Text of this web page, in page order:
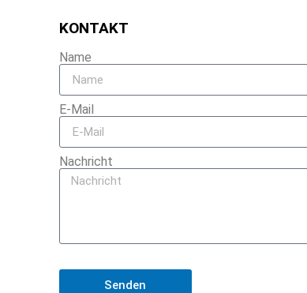
KONTAKT
Name
E-Mail
Nachricht
Senden